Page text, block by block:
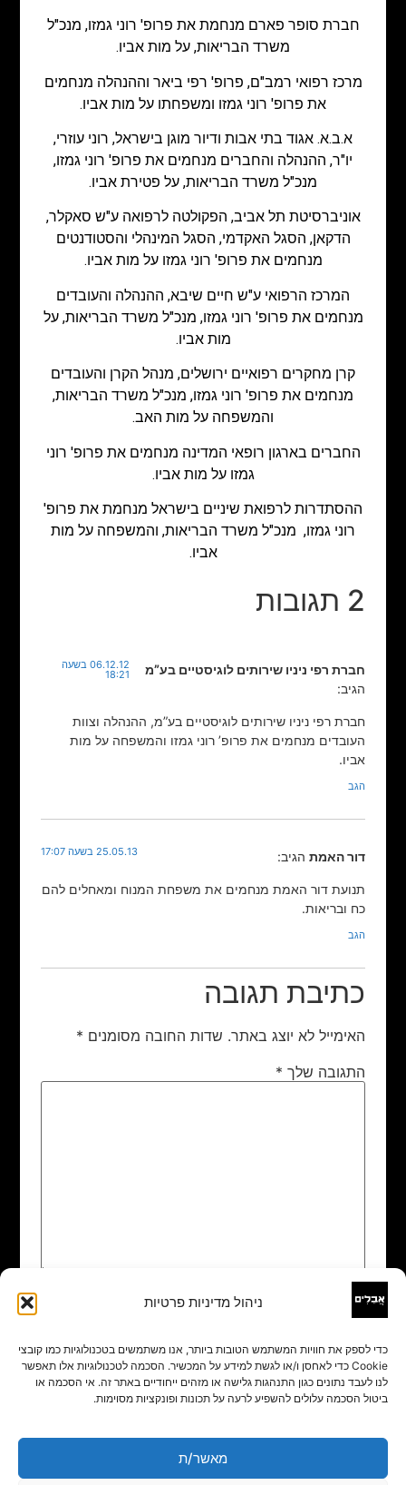
ניהול מדיניות פרטיות
כדי לספק את חוויות המשתמש הטובות ביותר, אנו משתמשים בטכנולוגיות כמו קובצי
Cookie כדי לאחסן ו/או לגשת למידע על המכשיר. הסכמה לטכנולוגיות אלו תאפשר
לנו לעבד נתונים כגון התנהגות גלישה או מזהים ייחודיים באתר זה. אי הסכמה או
ביטול הסכמה עלולים להשפיע לרעה על תכונות ופונקציות מסוימות.
מאשר/ת
חברת סופר פארם מנחמת את פרופ' רוני גמזו, מנכ"ל
משרד הבריאות, על מות אביו.
מרכז רפואי רמב"ם, פרופ' רפי ביאר וההנהלה מנחמים
את פרופ' רוני גמזו ומשפחתו על מות אביו.
א.ב.א. אגוד בתי אבות ודיור מוגן בישראל, רוני עוזרי,
יו"ר, ההנהלה והחברים מנחמים את פרופ' רוני גמזו,
מנכ"ל משרד הבריאות, על פטירת אביו.
אוניברסיטת תל אביב, הפקולטה לרפואה ע"ש סאקלר,
הדקאן, הסגל האקדמי, הסגל המינהלי והסטודנטים
מנחמים את פרופ' רוני גמזו על מות אביו.
המרכז הרפואי ע"ש חיים שיבא, ההנהלה והעובדים
מנחמים את פרופ' רוני גמזו, מנכ"ל משרד הבריאות, על
מות אביו.
קרן מחקרים רפואיים ירושלים, מנהל הקרן והעובדים
מנחמים את פרופ' רוני גמזו, מנכ"ל משרד הבריאות,
והמשפחה על מות האב.
החברים בארגון רופאי המדינה מנחמים את פרופ' רוני
גמזו על מות אביו.
ההסתדרות לרפואת שיניים בישראל מנחמת את פרופ'
רוני גמזו, מנכ"ל משרד הבריאות, והמשפחה על מות
אביו.
2 תגובות
חברת רפי ניניו שירותים לוגיסטיים בע”מ
הגיב:
06.12.12 בשעה
18:21
חברת רפי ניניו שירותים לוגיסטיים בע”מ, ההנהלה וצוות
העובדים מנחמים את פרופ’ רוני גמזו והמשפחה על מות
אביו.
הגב
דור האמת הגיב: 25.05.13 בשעה 17:07
תנועת דור האמת מנחמים את משפחת המנוח ומאחלים להם
כח ובריאות.
הגב
כתיבת תגובה
האימייל לא יוצג באתר. שדות החובה מסומנים *
התגובה שלך *
שם
אימייל*